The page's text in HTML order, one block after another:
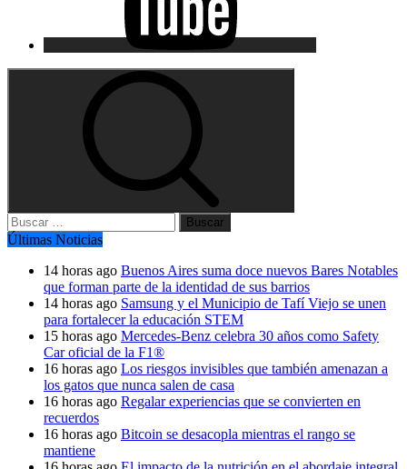
Buscar:
Últimas Noticias
14 horas ago Buenos Aires suma doce nuevos Bares Notables
que forman parte de la identidad de sus barrios
14 horas ago Samsung y el Municipio de Tafí Viejo se unen
para fortalecer la educación STEM
15 horas ago Mercedes-Benz celebra 30 años como Safety
Car oficial de la F1®
16 horas ago Los riesgos invisibles que también amenazan a
los gatos que nunca salen de casa
16 horas ago Regalar experiencias que se convierten en
recuerdos
16 horas ago Bitcoin se desacopla mientras el rango se
mantiene